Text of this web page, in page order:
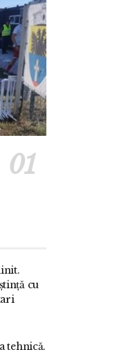
cu
tehnică.